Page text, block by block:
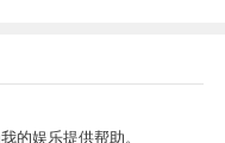
的娱乐提供帮助。